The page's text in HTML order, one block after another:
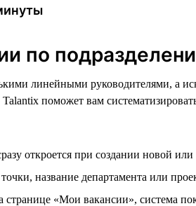
по
линейными руководителями, а
поможет вам
откроется при создании новой
название департамента или
странице «Мои вакансии», система